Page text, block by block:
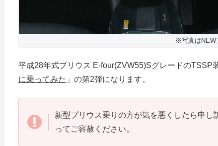
※写真はNEW
平成28年式プリウス E-four(ZVW55)SグレードのTSSP
に乗ってみた 」の第2弾になります。
新型プリウス乗りの方が気を悪くしたら申
ってご容赦ください。